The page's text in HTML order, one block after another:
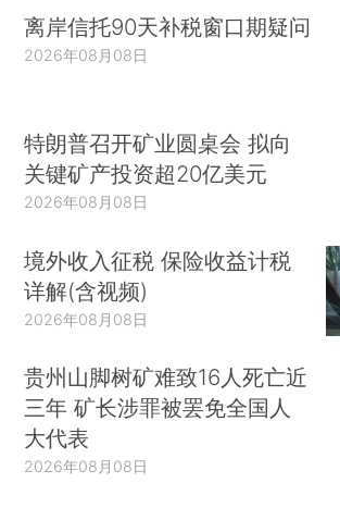
离岸信托90天补税窗口期疑问
2026年08月08日
特朗普召开矿业圆桌会 拟向
关键矿产投资超20亿美元
2026年08月08日
境外收入征税 保险收益计税
详解(含视频)
2026年08月08日
贵州山脚树矿难致16人死亡近
三年 矿长涉罪被罢免全国人
大代表
2026年08月08日